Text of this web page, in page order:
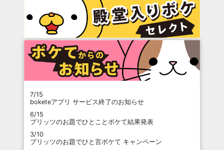
7/15
boketeアプリ サービス終了のお知らせ
6/15
プリッツのお題でひとことボケて結果発表
3/10
プリッツのお題でひと言ボケて キャンペーン